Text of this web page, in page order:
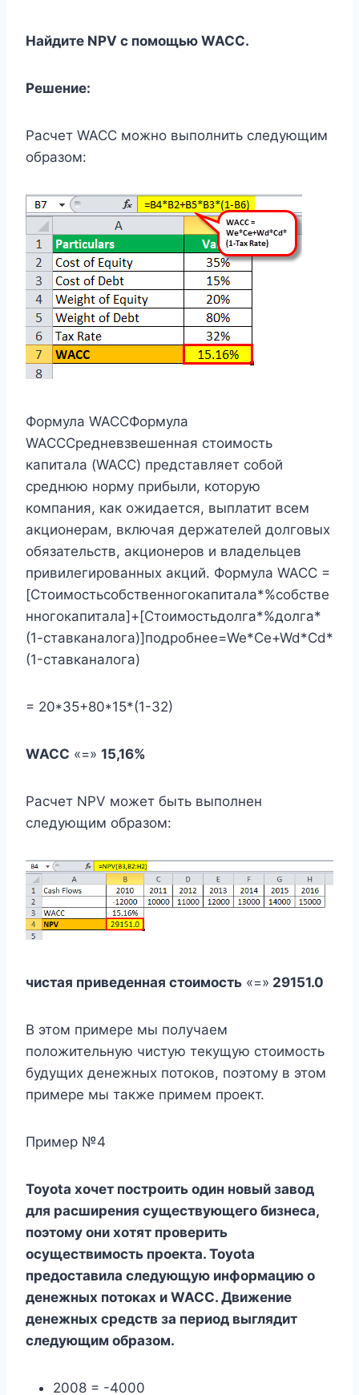
Найдите NPV с помощью WACC.
Решение:
Расчет WACC можно выполнить следующим
образом:
Формула WACCФормула
WACCСредневзвешенная стоимость
капитала (WACC) представляет собой
среднюю норму прибыли, которую
компания, как ожидается, выплатит всем
акционерам, включая держателей долговых
обязательств, акционеров и владельцев
привилегированных акций. Формула WACC =
[Стоимостьсобственногокапитала*%собстве
нногокапитала]+[Стоимостьдолга*%долга*
(1-ставканалога)]подробнее=We*Ce+Wd*Cd*
(1-ставканалога)
= 20*35+80*15*(1-32)
WACC «=» 15,16%
Расчет NPV может быть выполнен
следующим образом:
чистая приведенная стоимость «=» 29151.0
В этом примере мы получаем
положительную чистую текущую стоимость
будущих денежных потоков, поэтому в этом
примере мы также примем проект.
Пример №4
Toyota хочет построить один новый завод
для расширения существующего бизнеса,
поэтому они хотят проверить
осуществимость проекта. Toyota
предоставила следующую информацию о
денежных потоках и WACC. Движение
денежных средств за период выглядит
следующим образом.
2008 = -4000